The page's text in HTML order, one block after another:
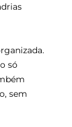
só
sem